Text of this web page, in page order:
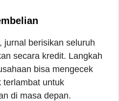
jurnal berisikan seluruh
secara kredit. Langkah
bisa mengecek
terlambat untuk
di masa depan.